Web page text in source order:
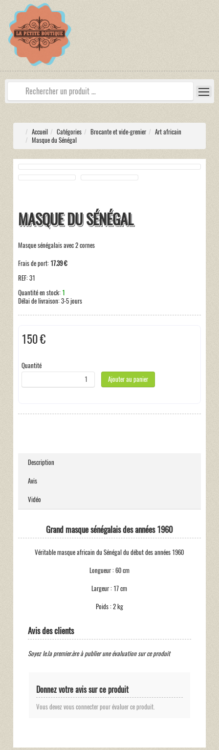
Accueil Catégories Brocante et vide-grenier
Art africain
Masque du Sénégal
MASQUE DU SÉNÉGAL
Masque sénégalais avec 2 cornes
Frais de port: 17.39 €
REF:31
Quantité en stock: 1
Délai de livraison:3-5 jours
150 €
Quantité
Ajouter au panier
Description
Avis
Vidéo
Grand masque sénégalais des années 1960
Véritable masque africain du Sénégal du début des années 1960
Longueur : 60 cm
Largeur : 17 cm
Poids : 2 kg
Avis des clients
Soyez le.la premier.ère à publier une évaluation sur ce produit
Donnez votre avis sur ce produit
Vous devez vous connecter pour évaluer ce produit.